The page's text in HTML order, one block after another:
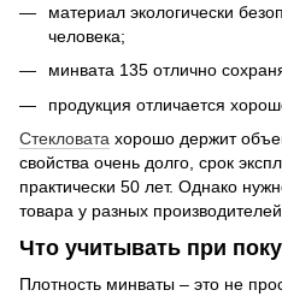
материал экологически
человека;
минвата 135 отлично
продукция отличается
Стекловата хорошо держит
свойства очень долго, срок
практически 50 лет. Однако
товара у разных производителей
Что учитывать при
Плотность минваты – это не